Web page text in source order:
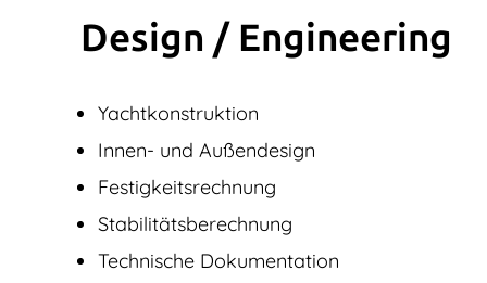
Design / Engine­ering
Yachtkonstruktion
Innen- und Außendesign
Festigkeitsrechnung
Stabilitätsberechnung
Technische Dokumentation